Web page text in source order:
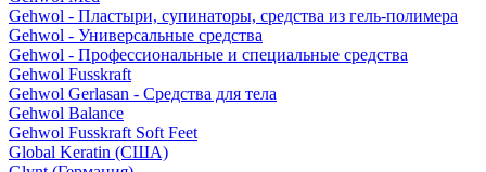
Gehwol - Пластыри, супинаторы, средства из гель-полимера
Gehwol - Универсальные средства
Gehwol - Профессиональные и специальные средства
Gehwol Fusskraft
Gehwol Gerlasan - Средства для тела
Gehwol Balance
Gehwol Fusskraft Soft Feet
Global Keratin (США)